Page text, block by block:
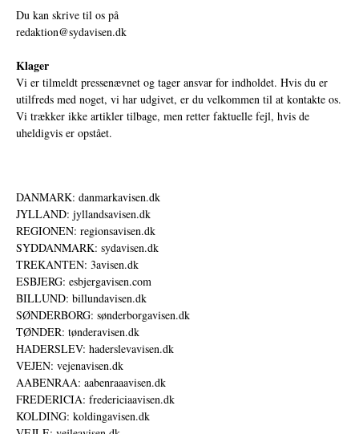
Du kan skrive til os på
redaktion@sydavisen.dk
Klager
Vi er tilmeldt pressenævnet og tager ansvar for indholdet. Hvis du er
utilfreds med noget, vi har udgivet, er du velkommen til at kontakte os.
Vi trækker ikke artikler tilbage, men retter faktuelle fejl, hvis de
uheldigvis er opstået.
DANMARK: danmarkavisen.dk
JYLLAND: jyllandsavisen.dk
REGIONEN: regionsavisen.dk
SYDDANMARK: sydavisen.dk
TREKANTEN: 3avisen.dk
ESBJERG: esbjergavisen.com
BILLUND: billundavisen.dk
SØNDERBORG: sønderborgavisen.dk
TØNDER: tønderavisen.dk
HADERSLEV: haderslevavisen.dk
VEJEN: vejenavisen.dk
AABENRAA: aabenraaavisen.dk
FREDERICIA: fredericiaavisen.dk
KOLDING: koldingavisen.dk